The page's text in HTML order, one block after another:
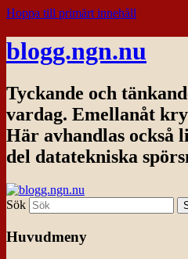
Hoppa till primärt innehåll
blogg.ngn.nu
Tyckande och
vardag. Emellanåt
Här avhandlas också
del datatekniska
Sök
Huvudmeny